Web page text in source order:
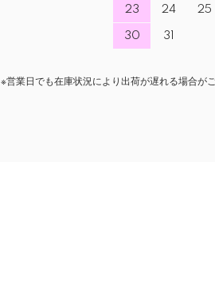
23 24 25
30 31
※営業日でも在庫状況により出荷が遅れる場合が